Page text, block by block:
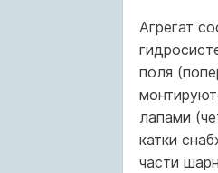
Агрегат
поля
лапами
катки
части